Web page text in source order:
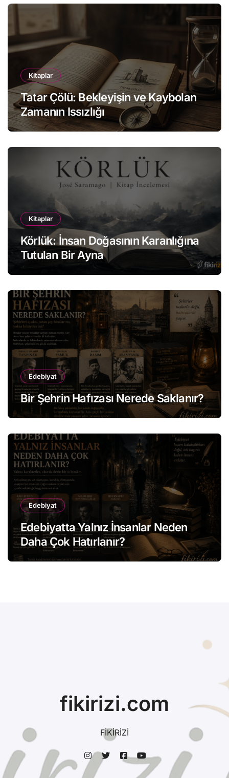
Kitaplar
Tatar Çölü: Bekleyişin ve Kaybolan
Zamanın Issızlığı
Kitaplar
Körlük: İnsan Doğasının Karanlığına
Tutulan Bir Ayna
Edebiyat
Bir Şehrin Hafızası Nerede Saklanır?
Edebiyat
Edebiyatta Yalnız İnsanlar Neden
Daha Çok Hatırlanır?
fikirizi.com
FİKİRİZİ